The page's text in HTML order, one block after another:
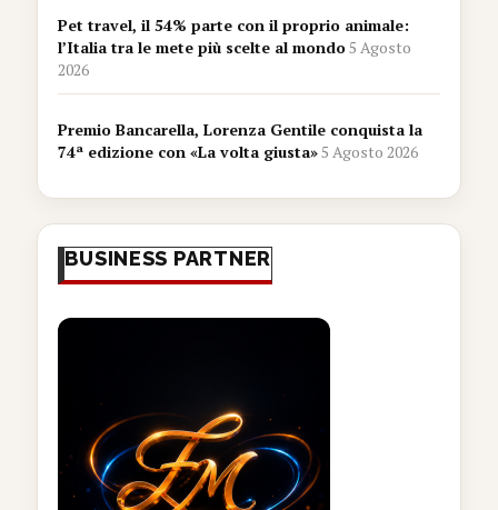
Pet travel, il 54% parte con il proprio animale:
l’Italia tra le mete più scelte al mondo5 Agosto
2026
Premio Bancarella, Lorenza Gentile conquista la
74ª edizione con «La volta giusta»5 Agosto 2026
BUSINESS PARTNER